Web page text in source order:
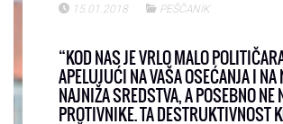
15.01.2018 PEŠČANIK
“KOD NAS JE VRLO MALO
APELUJUĆI NA VAŠA OSEĆANJA I
NAJNIŽA SREDSTVA, A POSEBNO
PROTIVNIKE. TA DESTRUKTIVNOST